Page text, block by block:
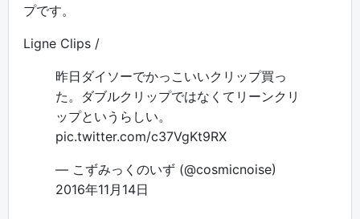
プです。
Ligne Clips /
昨日ダイソーでかっこいいクリップ買っ
た。ダブルクリップではなくてリーンクリ
ップというらしい。
pic.twitter.com/c37VgKt9RX
— こずみっくのいず (@cosmicnoise)
2016年11月14日